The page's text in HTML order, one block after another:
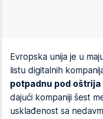
Evropska unija je u
listu digitalnih
potpadnu pod
dajući kompaniji šest
usklađenost sa